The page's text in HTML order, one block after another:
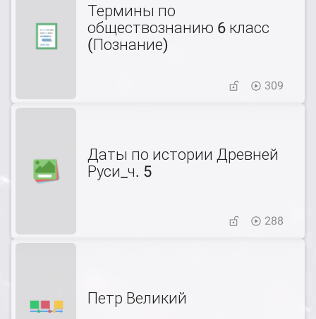
Термины по
обществознанию 6 класс
(Познание)
309
Даты по истории Древней
Руси_ч. 5
288
Петр Великий